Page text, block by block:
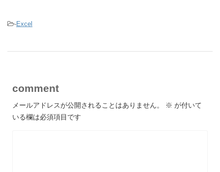
-Excel
comment
メールアドレスが公開されることはありません。 ※ が付いて
いる欄は必須項目です